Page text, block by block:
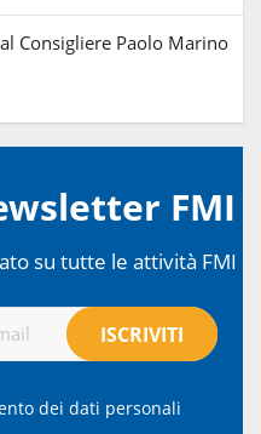
Consigliere Paolo Marino
FMI
su tutte le attività FMI
dei dati personali